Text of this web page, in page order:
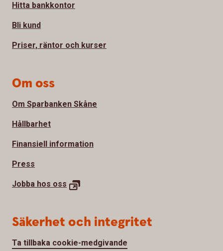
Hitta bankkontor
Bli kund
Priser, räntor och kurser
Om oss
Om Sparbanken Skåne
Hållbarhet
Finansiell information
Press
Jobba hos oss
Säkerhet och integritet
Ta tillbaka cookie-medgivande